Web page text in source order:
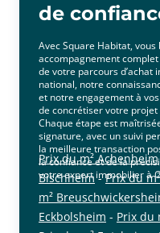
de
Avec Square Habitat, vous
accompagnement
de votre parcours
national, notre
et notre engagement à
de concrétiser votre
Chaque étape est
signature, avec un suivi
la meilleure transaction
la confiance et de la
votre expert immobilier à
Prix du m² Achenheim
Bischheim-Prix du
m²
Eckbolsheim - Prix du